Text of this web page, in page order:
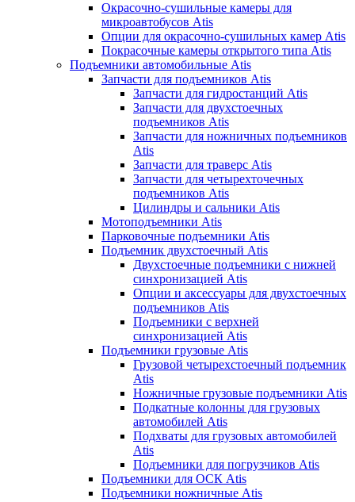
Окрасочно-сушильные камеры для
микроавтобусов Atis
Опции для окрасочно-сушильных камер Atis
Покрасочные камеры открытого типа Atis
Подъемники автомобильные Atis
Запчасти для подъемников Atis
Запчасти для гидростанций Atis
Запчасти для двухстоечных
подъемников Atis
Запчасти для ножничных подъемников
Atis
Запчасти для траверс Atis
Запчасти для четырехточечных
подъемников Atis
Цилиндры и сальники Atis
Мотоподъемники Atis
Парковочные подъемники Atis
Подъемник двухстоечный Atis
Двухстоечные подъемники с нижней
синхронизацией Atis
Опции и аксессуары для двухстоечных
подъемников Atis
Подъемники с верхней
синхронизацией Atis
Подъемники грузовые Atis
Грузовой четырехстоечный подъемник
Atis
Ножничные грузовые подъемники Atis
Подкатные колонны для грузовых
автомобилей Atis
Подхваты для грузовых автомобилей
Atis
Подъемники для погрузчиков Atis
Подъемники для ОСК Atis
Подъемники ножничные Atis